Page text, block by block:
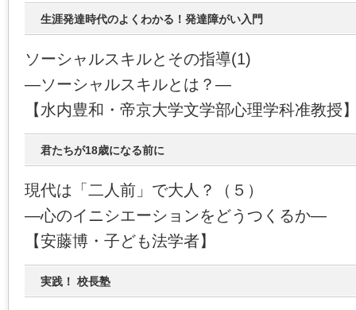
生涯発達時代のよくわかる！発達障がい入門
ソーシャルスキルとその指導(1)
―ソーシャルスキルとは？―
【水内豊和・帝京大学文学部心理学科准教授
君たちが18歳になる前に
現代は「二人前」で大人？（５）
―心のイニシエーションをどうつくるか―
【安藤博・子ども法学者】
実践！ 校長塾